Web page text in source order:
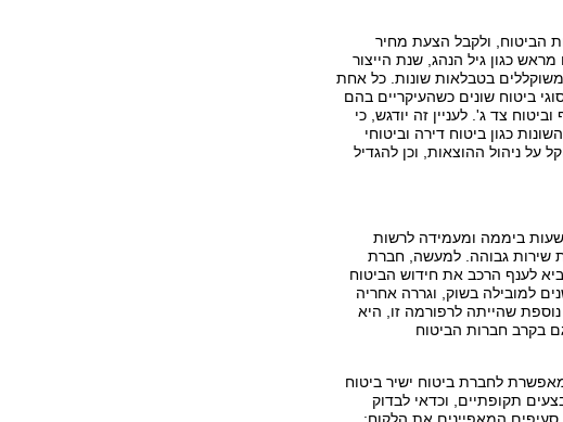
הביטוח, ולקבל הצעת מחיר
כגון גיל הנהג, שנת הייצור
בטבלאות שונות. כל אחת
ביטוח שונים כשהעיקריים בהם
צד ג'. לעניין זה יודגש, כי
כגון ביטוח דירה וביטוחי
על ניהול ההוצאות, וכן להגדיל
חברת ביטוח ישיר ביטוח רכב פעילה 24 שעות ביממה ומעמידה לרשות
שירות גבוהה. למעשה, חברת
לענף הרכב את חידוש הביטוח
למובילה בשוק, וגררה אחריה
שהייתה לרפורמה זו, היא
בקרב חברות הביטוח
לחברת ביטוח ישיר ביטוח
תקופתיים, וכדאי לבדוק